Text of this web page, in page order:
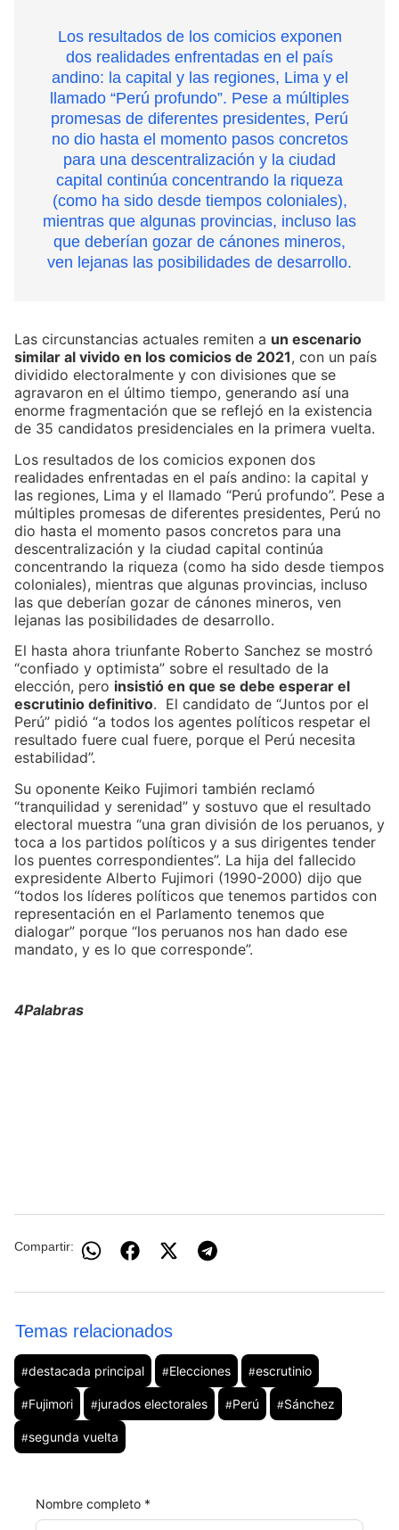
Los resultados de los comicios exponen
dos realidades enfrentadas en el país
andino: la capital y las regiones, Lima y el
llamado “Perú profundo”. Pese a múltiples
promesas de diferentes presidentes, Perú
no dio hasta el momento pasos concretos
para una descentralización y la ciudad
capital continúa concentrando la riqueza
(como ha sido desde tiempos coloniales),
mientras que algunas provincias, incluso las
que deberían gozar de cánones mineros,
ven lejanas las posibilidades de desarrollo.
Las circunstancias actuales remiten a un escenario
similar al vivido en los comicios de 2021, con un país
dividido electoralmente y con divisiones que se
agravaron en el último tiempo, generando así una
enorme fragmentación que se reflejó en la existencia
de 35 candidatos presidenciales en la primera vuelta.
Los resultados de los comicios exponen dos
realidades enfrentadas en el país andino: la capital y
las regiones, Lima y el llamado “Perú profundo”. Pese a
múltiples promesas de diferentes presidentes, Perú no
dio hasta el momento pasos concretos para una
descentralización y la ciudad capital continúa
concentrando la riqueza (como ha sido desde tiempos
coloniales), mientras que algunas provincias, incluso
las que deberían gozar de cánones mineros, ven
lejanas las posibilidades de desarrollo.
El hasta ahora triunfante Roberto Sanchez se mostró
“confiado y optimista” sobre el resultado de la
elección, pero insistió en que se debe esperar el
escrutinio definitivo. El candidato de “Juntos por el
Perú” pidió “a todos los agentes políticos respetar el
resultado fuere cual fuere, porque el Perú necesita
estabilidad”.
Su oponente Keiko Fujimori también reclamó
“tranquilidad y serenidad” y sostuvo que el resultado
electoral muestra “una gran división de los peruanos, y
toca a los partidos políticos y a sus dirigentes tender
los puentes correspondientes”. La hija del fallecido
expresidente Alberto Fujimori (1990-2000) dijo que
“todos los líderes políticos que tenemos partidos con
representación en el Parlamento tenemos que
dialogar” porque “los peruanos nos han dado ese
mandato, y es lo que corresponde”.
4Palabras
Compartir:
Temas relacionados
#destacada principal #Elecciones #escrutinio
#Fujimori #jurados electorales #Perú #Sánchez
#segunda vuelta
Nombre completo *